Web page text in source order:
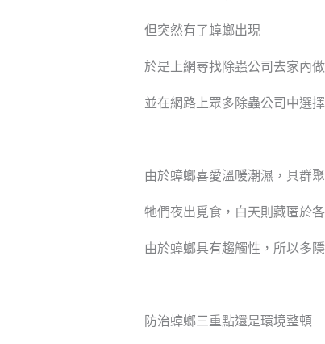
但突然有了蟑螂出現
於是上網尋找除蟲公司去家內
並在網路上眾多除蟲公司中選擇
由於蟑螂喜愛溫暖潮濕，具群
牠們夜出覓食，白天則藏匿於
由於蟑螂具有趨觸性，所以多
防治蟑螂三重點還是環境整頓